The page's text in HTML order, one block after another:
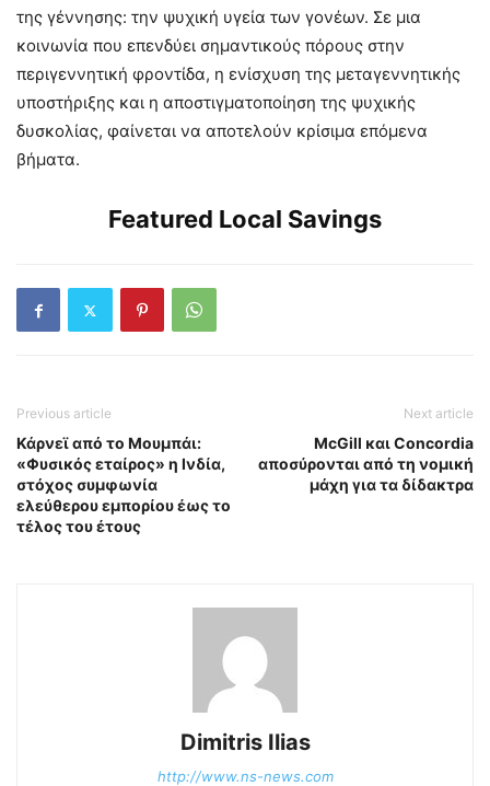
της γέννησης: την ψυχική υγεία των γονέων. Σε μια
κοινωνία που επενδύει σημαντικούς πόρους στην
περιγεννητική φροντίδα, η ενίσχυση της μεταγεννητικής
υποστήριξης και η αποστιγματοποίηση της ψυχικής
δυσκολίας, φαίνεται να αποτελούν κρίσιμα επόμενα
βήματα.
Featured Local Savings
Previous article
Κάρνεϊ από το Μουμπάι:
«Φυσικός εταίρος» η Ινδία,
στόχος συμφωνία
ελεύθερου εμπορίου έως το
τέλος του έτους
Next article
McGill και Concordia
αποσύρονται από τη νομική
μάχη για τα δίδακτρα
Dimitris Ilias
http://www.ns-news.com